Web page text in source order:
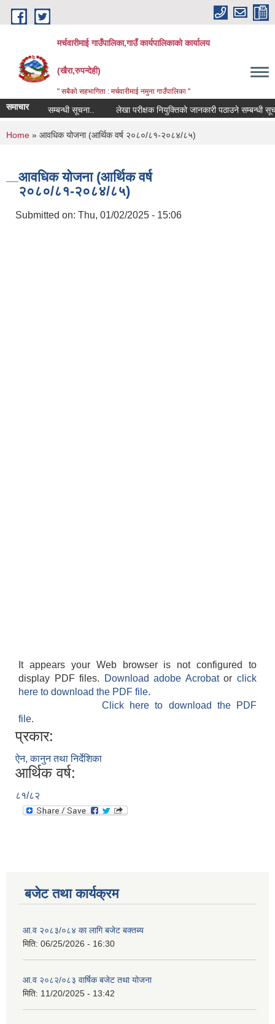
Skip to main content
मर्चवारीमाई गाउँपालिका,गाउँ कार्यपालिकाको कार्यालय
(खैरा,रुपन्देही)
" सबैको सहभागिता : मर्चवारीमाई नमुना गाउँपालिका "
समाचार
विवरण सम्बन्धी सूचना.. लेखा परीक्षक नियुक्तिको जानकारी पठाउने सम्बन्धी सूचना
You are here
Home » आवधिक योजना (आर्थिक वर्ष २०८०/८१-२०८४/८५)
आवधिक योजना (आर्थिक वर्ष
२०८०/८१-२०८४/८५)
Submitted on: Thu, 01/02/2025 - 15:06
It appears your Web browser is not configured to
display PDF files.
Download adobe Acrobatorclick
here to download the PDF file.
Click here to download the PDF
file.
प्रकार:
ऐन, कानुन तथा निर्देशिका
आर्थिक वर्ष:
८१/८२
बजेट तथा कार्यक्रम
आ.व २०८३/०८४ का लागि बजेट बक्तब्य
मिति: 06/25/2026 - 16:30
आ.व २०८२/०८३ वार्षिक बजेट तथा योजना
मिति: 11/20/2025 - 13:42